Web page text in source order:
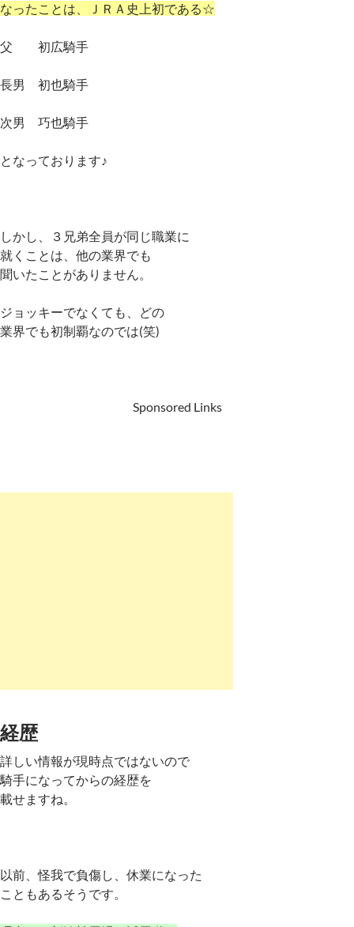
なったことは、ＪＲＡ史上初である☆
父 初広騎手
長男 初也騎手
次男 巧也騎手
となっております♪
しかし、３兄弟全員が同じ職業に
就くことは、他の業界でも
聞いたことがありません。
ジョッキーでなくても、どの
業界でも初制覇なのでは(笑)
Sponsored Links
経歴
詳しい情報が現時点ではないので
騎手になってからの経歴を
載せますね。
以前、怪我で負傷し、休業になった
こともあるそうです。